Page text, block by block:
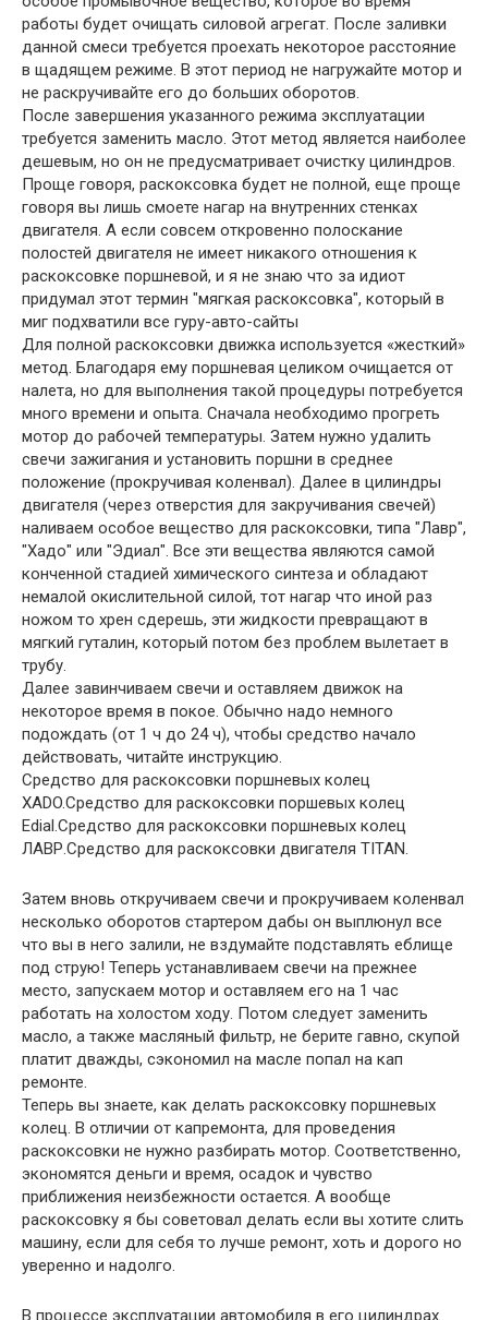
работы будет очищать силовой агрегат. После заливки
данной смеси требуется проехать некоторое расстояние
в щадящем режиме. В этот период не нагружайте мотор и
не раскручивайте его до больших оборотов.
После завершения указанного режима эксплуатации
требуется заменить масло. Этот метод является наиболее
дешевым, но он не предусматривает очистку цилиндров.
Проще говоря, раскоксовка будет не полной, еще проще
говоря вы лишь смоете нагар на внутренних стенках
двигателя. А если совсем откровенно полоскание
полостей двигателя не имеет никакого отношения к
раскоксовке поршневой, и я не знаю что за идиот
придумал этот термин "мягкая раскоксовка", который в
миг подхватили все гуру-авто-сайты
Для полной раскоксовки движка используется «жесткий»
метод. Благодаря ему поршневая целиком очищается от
налета, но для выполнения такой процедуры потребуется
много времени и опыта. Сначала необходимо прогреть
мотор до рабочей температуры. Затем нужно удалить
свечи зажигания и установить поршни в среднее
положение (прокручивая коленвал). Далее в цилиндры
двигателя (через отверстия для закручивания свечей)
наливаем особое вещество для раскоксовки, типа "Лавр",
"Хадо" или "Эдиал". Все эти вещества являются самой
конченной стадией химического синтеза и обладают
немалой окислительной силой, тот нагар что иной раз
ножом то хрен сдерешь, эти жидкости превращают в
мягкий гуталин, который потом без проблем вылетает в
трубу.
Далее завинчиваем свечи и оставляем движок на
некоторое время в покое. Обычно надо немного
подождать (от 1 ч до 24 ч), чтобы средство начало
действовать, читайте инструкцию.
Средство для раскоксовки поршневых колец
XADO.Средство для раскоксовки поршевых колец
Edial.Средство для раскоксовки поршневых колец
ЛАВР.Средство для раскоксовки двигателя TITAN.
Затем вновь откручиваем свечи и прокручиваем коленвал
несколько оборотов стартером дабы он выплюнул все
что вы в него залили, не вздумайте подставлять еблище
под струю! Теперь устанавливаем свечи на прежнее
место, запускаем мотор и оставляем его на 1 час
работать на холостом ходу. Потом следует заменить
масло, а также масляный фильтр, не берите гавно, скупой
платит дважды, сэкономил на масле попал на кап
ремонте.
Теперь вы знаете, как делать раскоксовку поршневых
колец. В отличии от капремонта, для проведения
раскоксовки не нужно разбирать мотор. Соответственно,
экономятся деньги и время, осадок и чувство
приближения неизбежности остается. А вообще
раскоксовку я бы советовал делать если вы хотите слить
машину, если для себя то лучше ремонт, хоть и дорого но
уверенно и надолго.
В процессе эксплуатации автомобиля в его цилиндрах